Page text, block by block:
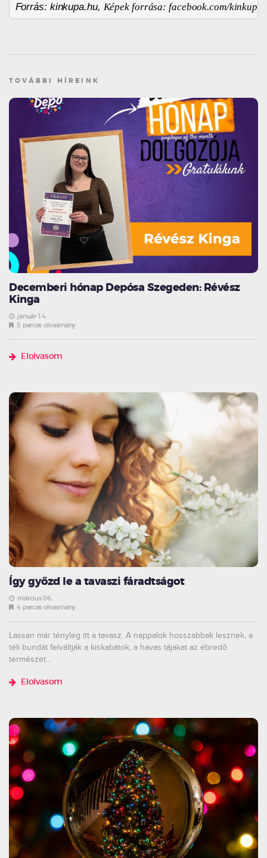
Forrás: kinkupa.hu, Képek forrása: facebook.com/kinkupa
TOVÁBBI HÍREINK
Decemberi hónap Depósa Szegeden: Révész
Kinga
január 14.
5 perces olvasmány
Elolvasom
Így győzd le a tavaszi fáradtságot
március 06.
4 perces olvasmány
Lassan már tényleg itt a tavasz. A nappalok hosszabbak lesznek, a
téli bundát felváltják a kiskabátok, a havas tájakat az ébredő
természet…
Elolvasom